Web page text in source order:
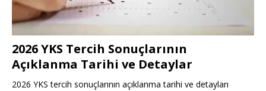
2026 YKS Tercih Sonuçlarının
Açıklanma Tarihi ve Detaylar
2026 YKS tercih sonuçlarının açıklanma tarihi ve detayları